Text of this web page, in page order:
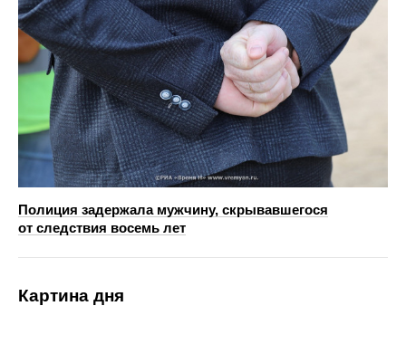
Полиция задержала мужчину, скрывавшегося
от следствия восемь лет
Картина дня